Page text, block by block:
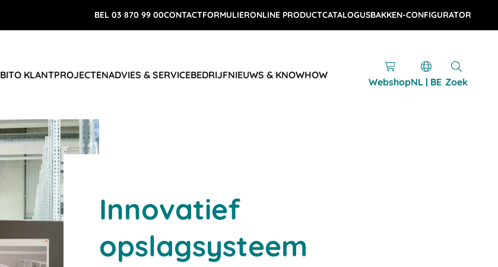
BEL 03 870 99 00CONTACTFORMULIERONLINE PRODUCTCATALOGUSBAKKEN-CONFIGURATOR
BITO KLANTPROJECTENADVIES & SERVICEBEDRIJFNIEUWS & KNOWHOW
WebshopNL | BE Zoek
Innovatief
opslagsysteem